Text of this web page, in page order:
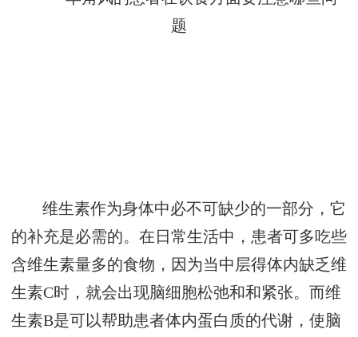
维生素作为身体中必不可缺少的一部分，它
的补充是必需的。在日常生活中，患者可多吃些
含维生素量多的食物，因为当中层得体内缺乏维
生素C时，就会出现脑细胞松弛和和紧张。而维
生素B是可以帮助患者体内蛋白质的代谢，使脑